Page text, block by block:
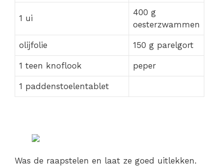
1 ui
400 g
oesterzwammen
olijfolie 150 g parelgort
1 teen knoflook peper
1 paddenstoelentablet
Was de raapstelen en laat ze goed uitlekken.